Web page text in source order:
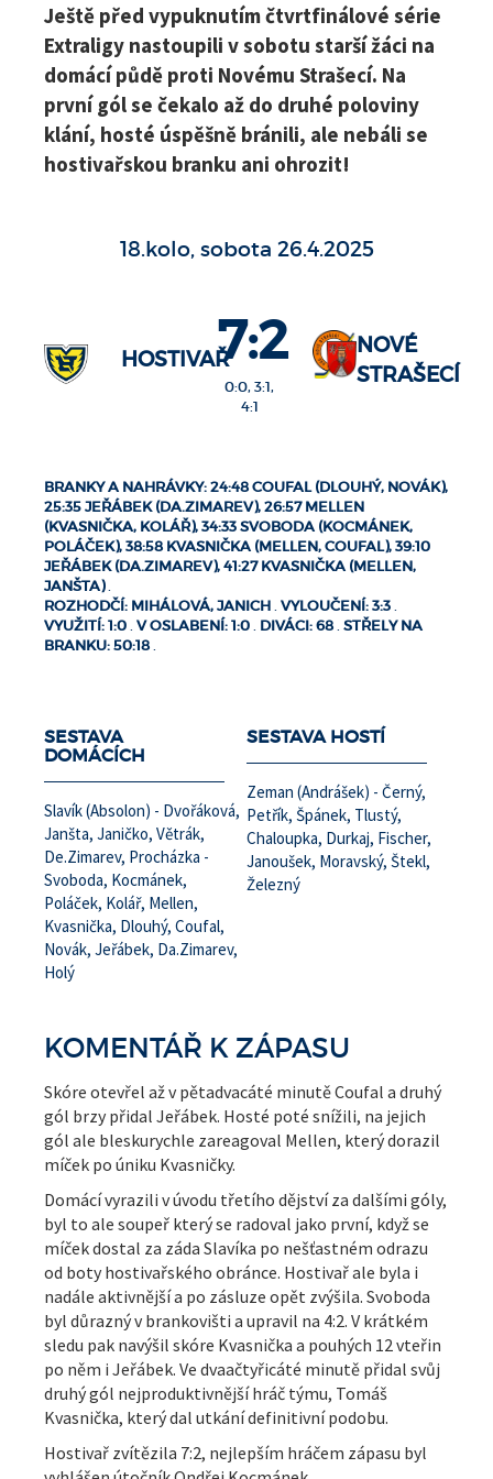
Ještě před vypuknutím čtvrtfinálové série
Extraligy nastoupili v sobotu starší žáci na
domácí půdě proti Novému Strašecí. Na
první gól se čekalo až do druhé poloviny
klání, hosté úspěšně bránili, ale nebáli se
hostivařskou branku ani ohrozit!
18.kolo, sobota 26.4.2025
HOSTIVAŘ7:2
0:0, 3:1,
4:1
NOVÉ
STRAŠECÍ
BRANKY A NAHRÁVKY: 24:48 COUFAL (DLOUHÝ, NOVÁK),
25:35 JEŘÁBEK (DA.ZIMAREV), 26:57 MELLEN
(KVASNIČKA, KOLÁŘ), 34:33 SVOBODA (KOCMÁNEK,
POLÁČEK), 38:58 KVASNIČKA (MELLEN, COUFAL), 39:10
JEŘÁBEK (DA.ZIMAREV), 41:27 KVASNIČKA (MELLEN,
JANŠTA).
ROZHODČÍ: MIHÁLOVÁ, JANICH. VYLOUČENÍ: 3:3.
VYUŽITÍ: 1:0. V OSLABENÍ: 1:0. DIVÁCI: 68. STŘELY NA
BRANKU: 50:18.
SESTAVA
DOMÁCÍCH
Slavík (Absolon) - Dvořáková,
Janšta, Janičko, Větrák,
De.Zimarev, Procházka -
Svoboda, Kocmánek,
Poláček, Kolář, Mellen,
Kvasnička, Dlouhý, Coufal,
Novák, Jeřábek, Da.Zimarev,
Holý
SESTAVA HOSTÍ
Zeman (Andrášek) - Černý,
Petřík, Špánek, Tlustý,
Chaloupka, Durkaj, Fischer,
Janoušek, Moravský, Štekl,
Železný
KOMENTÁŘ K ZÁPASU
Skóre otevřel až v pětadvacáté minutě Coufal a druhý
gól brzy přidal Jeřábek. Hosté poté snížili, na jejich
gól ale bleskurychle zareagoval Mellen, který dorazil
míček po úniku Kvasničky.
Domácí vyrazili v úvodu třetího dějství za dalšími góly,
byl to ale soupeř který se radoval jako první, když se
míček dostal za záda Slavíka po nešťastném odrazu
od boty hostivařského obránce. Hostivař ale byla i
nadále aktivnější a po zásluze opět zvýšila. Svoboda
byl důrazný v brankovišti a upravil na 4:2. V krátkém
sledu pak navýšil skóre Kvasnička a pouhých 12 vteřin
po něm i Jeřábek. Ve dvaačtyřicáté minutě přidal svůj
druhý gól nejproduktivnější hráč týmu, Tomáš
Kvasnička, který dal utkání definitivní podobu.
Hostivař zvítězila 7:2, nejlepším hráčem zápasu byl